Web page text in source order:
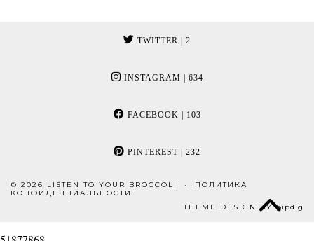
TWITTER | 2
INSTAGRAM | 634
FACEBOOK | 103
PINTEREST | 232
© 2026 LISTEN TO YOUR BROCCOLI
ПОЛИТИКА
КОНФИДЕНЦИАЛЬНОСТИ
THEME DESIGN BYpipdig